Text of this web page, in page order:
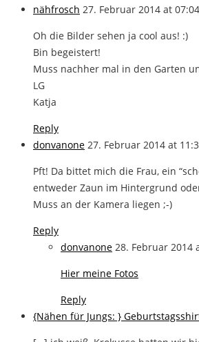
nähfrosch 27. Februar 2014 at 07:04
Oh die Bilder sehen ja cool aus! :)
Bin begeistert!
Muss nachher mal in den Garten
LG
Katja
Reply
donvanone 27. Februar 2014 at
Pft! Da bittet mich die Frau, ein
entweder Zaun im Hintergrund
Muss an der Kamera liegen ;-)
Reply
donvanone 28. Februar 2014
Hier meine Fotos
Reply
{Nähen für Jungs: }